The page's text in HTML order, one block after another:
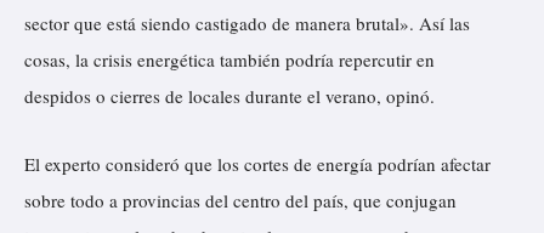
sector que está siendo castigado de manera brutal». Así las
cosas, la crisis energética también podría repercutir en
despidos o cierres de locales durante el verano, opinó.
El experto consideró que los cortes de energía podrían afectar
sobre todo a provincias del centro del país, que conjugan